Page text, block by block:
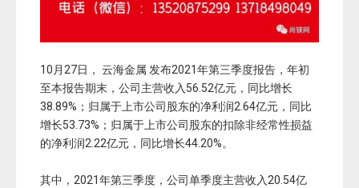
10月27日， 云海金属 发布2021年第三季度报告，年初
至本报告期末，公司主营收入56.52亿元，同比增长
38.89%；归属于上市公司股东的净利润2.64亿元，同比
增长53.73%；归属于上市公司股东的扣除非经常性损益
的净利润2.22亿元，同比增长44.20%。
其中，2021年第三季度，公司单季度主营收入20.54亿